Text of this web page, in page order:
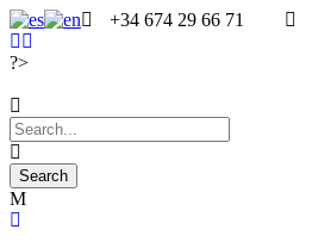
+34 674 29 66 71
?>